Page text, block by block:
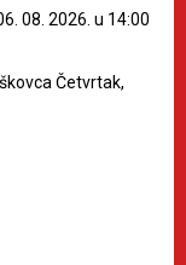
08. 2026. u 14:00
Četvrtak,